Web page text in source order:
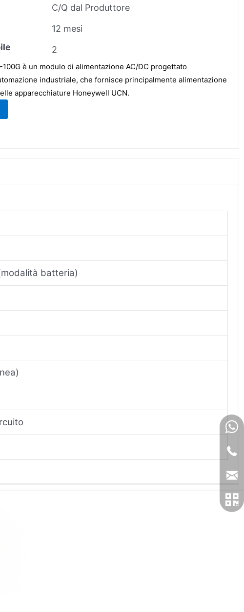
C/Q dal Produttore
12 mesi
2
è un modulo di alimentazione AC/DC progettato
industriale, che fornisce principalmente alimentazione
apparecchiature Honeywell UCN.
batteria)